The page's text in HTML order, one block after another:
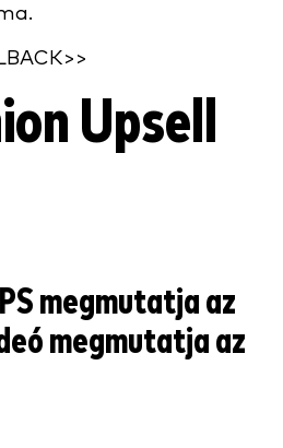
Upsell
megmutatja az
megmutatja az